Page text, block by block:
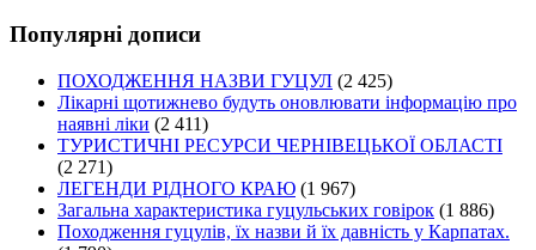
Популярні дописи
ПОХОДЖЕННЯ НАЗВИ ГУЦУЛ (2 425)
Лікарні щотижнево будуть оновлювати інформацію про
наявні ліки (2 411)
ТУРИСТИЧНІ РЕСУРСИ ЧЕРНІВЕЦЬКОЇ ОБЛАСТІ
(2 271)
ЛЕГЕНДИ РІДНОГО КРАЮ (1 967)
Загальна характеристика гуцульських говірок (1 886)
Походження гуцулів, їх назви й їх давність у Карпатах.